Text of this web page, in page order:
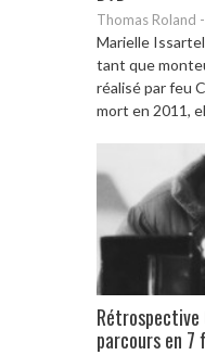
Thomas Roland -
Marielle
tant que
réalisé par feu
mort en 2011,
parcours en 7